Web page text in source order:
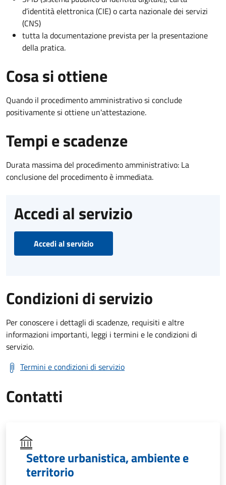
d’identità elettronica (CIE) o carta nazionale dei servizi
(CNS)
tutta la documentazione prevista per la presentazione
della pratica.
Cosa si ottiene
Quando il procedimento amministrativo si conclude
positivamente si ottiene un'attestazione.
Tempi e scadenze
Durata massima del procedimento amministrativo: La
conclusione del procedimento è immediata.
Accedi al servizio
Accedi al servizio
Condizioni di servizio
Per conoscere i dettagli di scadenze, requisiti e altre
informazioni importanti, leggi i termini e le condizioni di
servizio.
Termini e condizioni di servizio
Contatti
Settore urbanistica, ambiente e
territorio